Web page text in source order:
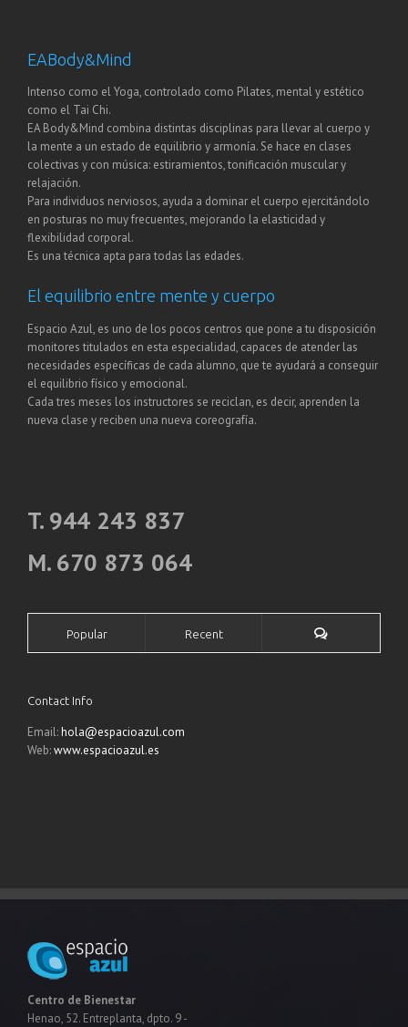
EABody&Mind
Intenso como el Yoga, controlado como Pilates, mental y estético
como el Tai Chi.
EA Body&Mind combina distintas disciplinas para llevar al cuerpo y
la mente a un estado de equilibrio y armonía. Se hace en clases
colectivas y con música: estiramientos, tonificación muscular y
relajación.
Para individuos nerviosos, ayuda a dominar el cuerpo ejercitándolo
en posturas no muy frecuentes, mejorando la elasticidad y
flexibilidad corporal.
Es una técnica apta para todas las edades.
El equilibrio entre mente y cuerpo
Espacio Azul, es uno de los pocos centros que pone a tu disposición
monitores titulados en esta especialidad, capaces de atender las
necesidades específicas de cada alumno, que te ayudará a conseguir
el equilibrio físico y emocional.
Cada tres meses los instructores se reciclan, es decir, aprenden la
nueva clase y reciben una nueva coreografía.
T. 944 243 837
M. 670 873 064
Popular Recent
Contact Info
Email:hola@espacioazul.com
Web:www.espacioazul.es
Centro de Bienestar
Henao, 52. Entreplanta, dpto. 9 -